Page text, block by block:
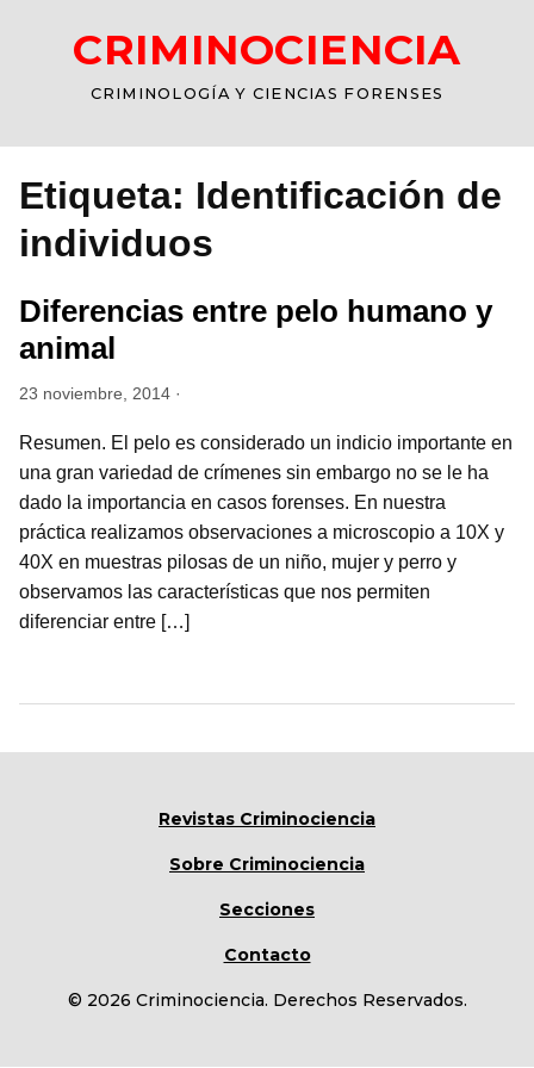
CRIMINOCIENCIA
CRIMINOLOGÍA Y CIENCIAS FORENSES
Etiqueta: Identificación de
individuos
Diferencias entre pelo humano y
animal
23 noviembre, 2014 ·
Resumen. El pelo es considerado un indicio importante en
una gran variedad de crímenes sin embargo no se le ha
dado la importancia en casos forenses. En nuestra
práctica realizamos observaciones a microscopio a 10X y
40X en muestras pilosas de un niño, mujer y perro y
observamos las características que nos permiten
diferenciar entre […]
Revistas Criminociencia
Sobre Criminociencia
Secciones
Contacto
© 2026 Criminociencia. Derechos Reservados.